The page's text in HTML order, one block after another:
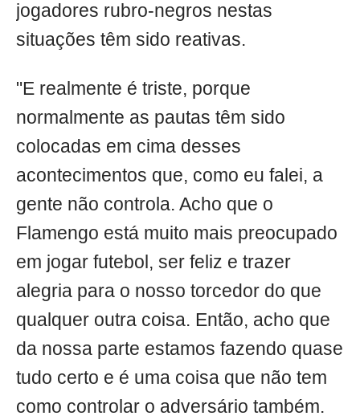
jogadores rubro-negros nestas
situações têm sido reativas.
"E realmente é triste, porque
normalmente as pautas têm sido
colocadas em cima desses
acontecimentos que, como eu falei, a
gente não controla. Acho que o
Flamengo está muito mais preocupado
em jogar futebol, ser feliz e trazer
alegria para o nosso torcedor do que
qualquer outra coisa. Então, acho que
da nossa parte estamos fazendo quase
tudo certo e é uma coisa que não tem
como controlar o adversário também.